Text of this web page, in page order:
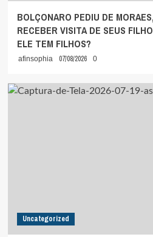
BOLÇONARO PEDIU DE
RECEBER VISITA DE SEUS
ELE TEM FILHOS?
afinsophia 07/08/2026 0
Uncategorized